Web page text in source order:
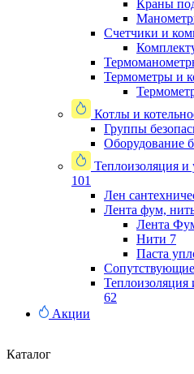
Краны
Счетчики и
Термометры и
Котлы и
Группы
Оборудование
Теплоизоляция
101
Лен
Лента фум,
Лента
Нити 7
Паста
Теплоизоляция
62
Акции
Каталог